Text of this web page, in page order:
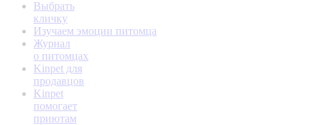
Выбрать
кличку
Изучаем эмоции питомца
Журнал
о питомцах
Kinpet для
продавцов
Kinpet
помогает
приютам